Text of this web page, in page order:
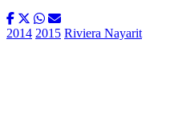
2014 2015 Riviera Nayarit